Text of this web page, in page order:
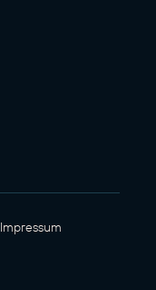
Impressum